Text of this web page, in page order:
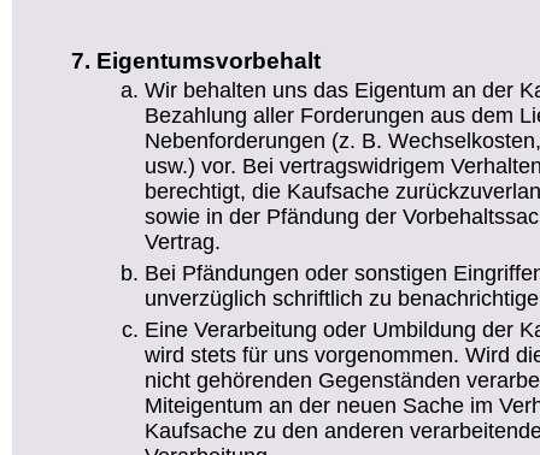
Eigentumsvorbehalt
Wir behalten uns das Eigentum an der
Bezahlung aller Forderungen aus dem
Nebenforderungen (z. B.
usw.) vor. Bei vertragswidrigem
berechtigt, die Kaufsache
sowie in der Pfändung der
Vertrag.
Bei Pfändungen oder sonstigen
unverzüglich schriftlich zu
Eine Verarbeitung oder Umbildung der
wird stets für uns vorgenommen. Wird
nicht gehörenden Gegenständen
Miteigentum an der neuen Sache im
Kaufsache zu den anderen